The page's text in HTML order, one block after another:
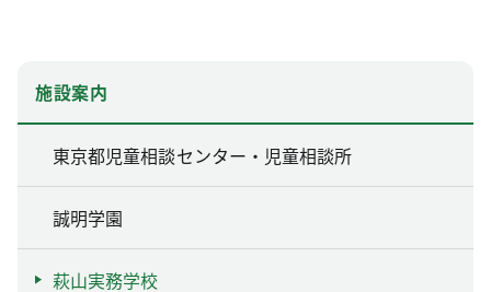
施設案内
東京都児童相談センター・児童相談所
誠明学園
萩山実務学校